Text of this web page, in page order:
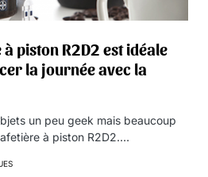
piston R2D2 est idéale
la journée avec la
un peu geek mais beaucoup
à piston R2D2.…